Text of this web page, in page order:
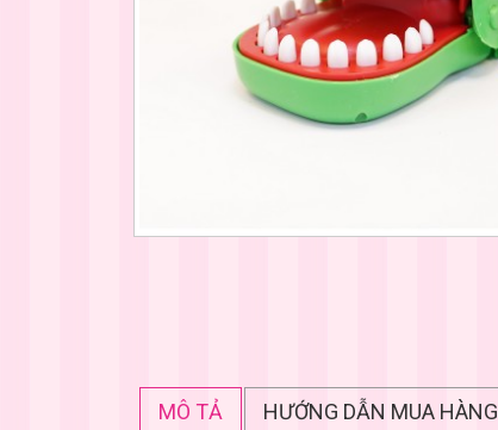
MÔ TẢ HƯỚNG DẪN MUA HÀNG